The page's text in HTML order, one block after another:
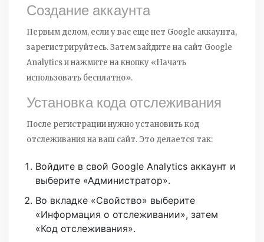
Создание аккаунта
Первым делом, если у вас еще нет Google аккаунта,
зарегистрируйтесь. Затем зайдите на сайт Google
Analytics и нажмите на кнопку «Начать
использовать бесплатно».
Установка кода отслеживания
После регистрации нужно установить код
отслеживания на ваш сайт. Это делается так:
Войдите в свой Google Analytics аккаунт и
выберите «Администратор».
Во вкладке «Свойство» выберите
«Информация о отслеживании», затем
«Код отслеживания».